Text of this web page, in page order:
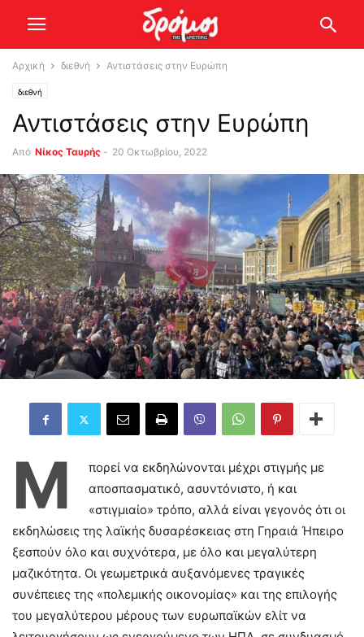
Αρχική διεθνή Αντιστάσεις στην Ευρώπη
διεθνή
Αντιστάσεις στην Ευρώπη
Από Νίκος Ταυρής - 20 Οκτωβρίου, 2022
Μ
πορεί να εκδηλώνονται μέχρι στιγμής με
αποσπασματικό, ασυντόνιστο, ή και
«στιγμιαίο» τρόπο, αλλά είναι γεγονός ότι οι
εκδηλώσεις της λαϊκής δυσαρέσκειας στη Γηραιά Ήπειρο
ξεσπούν όλο και συχνότερα, με όλο και μεγαλύτερη
μαζικότητα. Οι γεωμετρικά αυξανόμενες τραγικές
συνέπειες της «πολεμικής οικονομίας» και της επιλογής
του μεγαλύτερου μέρους των ευρωπαϊκών ελίτ να